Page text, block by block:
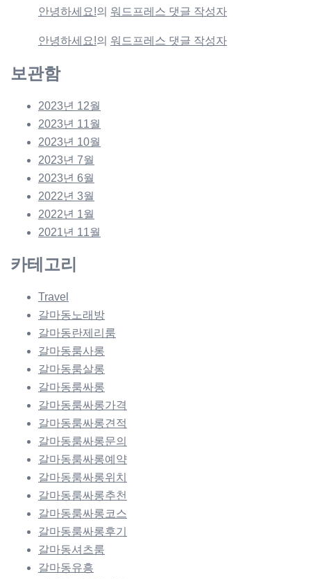
안녕하세요!의 워드프레스 댓글 작성자
안녕하세요!의 워드프레스 댓글 작성자
보관함
2023년 12월
2023년 11월
2023년 10월
2023년 7월
2023년 6월
2022년 3월
2022년 1월
2021년 11월
카테고리
Travel
갈마동노래방
갈마동란제리룸
갈마동룸사롱
갈마동룸살롱
갈마동룸싸롱
갈마동룸싸롱가격
갈마동룸싸롱견적
갈마동룸싸롱문의
갈마동룸싸롱예약
갈마동룸싸롱위치
갈마동룸싸롱추천
갈마동룸싸롱코스
갈마동룸싸롱후기
갈마동셔츠룸
갈마동유흥